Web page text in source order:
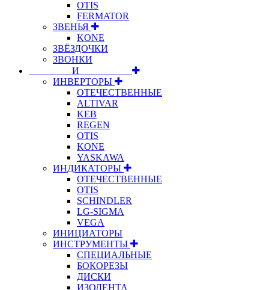
OTIS
FERMATOR
ЗВЕНЬЯ
KONE
ЗВЁЗДОЧКИ
ЗВОНКИ
⠀⠀⠀⠀⠀⠀И⠀⠀⠀⠀⠀⠀⠀
ИНВЕРТОРЫ
ОТЕЧЕСТВЕННЫЕ
ALTIVAR
KEB
REGEN
OTIS
KONE
YASKAWA
ИНДИКАТОРЫ
ОТЕЧЕСТВЕННЫЕ
OTIS
SCHINDLER
LG-SIGMA
VEGA
ИНИЦИАТОРЫ
ИНСТРУМЕНТЫ
СПЕЦИАЛЬНЫЕ
БОКОРЕЗЫ
ДИСКИ
ИЗОЛЕНТА